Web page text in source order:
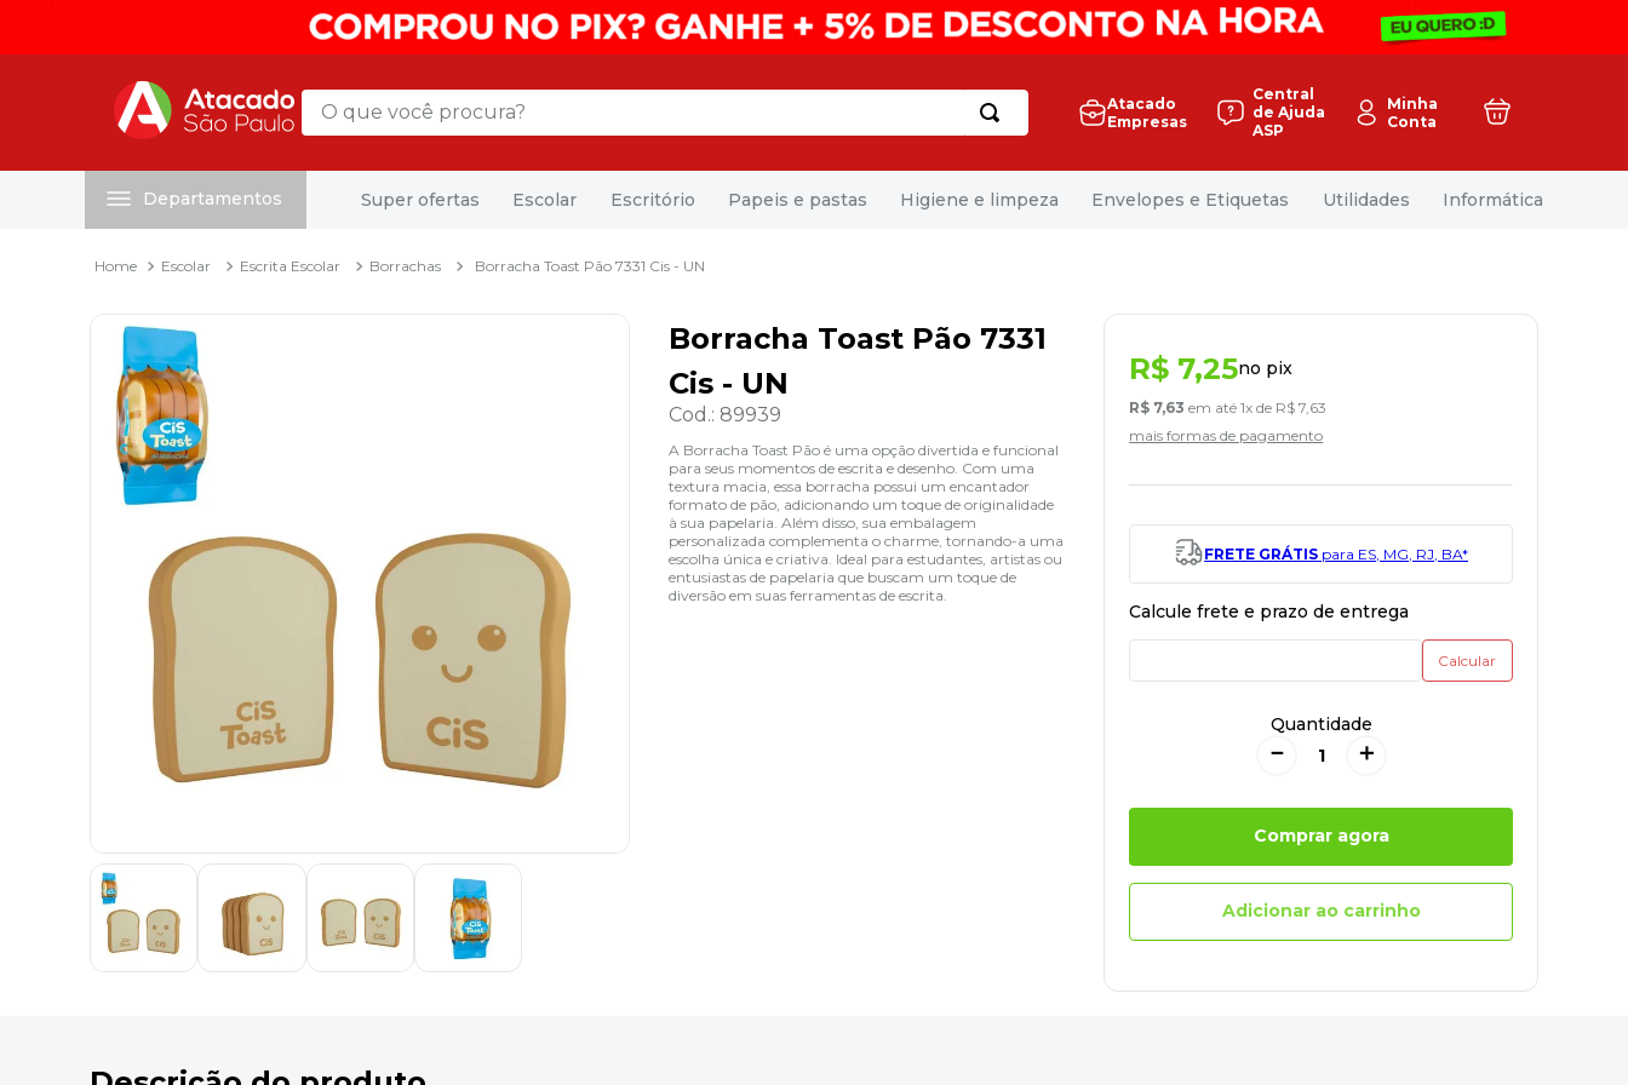
O que você procura?
Atacado
Empresas
Central
de Ajuda
ASP
Minha
Conta
Departamentos Super ofertas Escolar Escritório Papeis e pastas Higiene e limpeza Envelopes e Etiquetas Utilidades Informática
Escolar Escrita Escolar Borrachas Borracha Toast Pão 7331 Cis - UN
Borracha Toast Pão 7331
Cis - UN
Cod.: 89939
A Borracha Toast Pão é uma opção divertida e funcional
para seus momentos de escrita e desenho. Com uma
textura macia, essa borracha possui um encantador
formato de pão, adicionando um toque de originalidade
à sua papelaria. Além disso, sua embalagem
personalizada complementa o charme, tornando-a uma
escolha única e criativa. Ideal para estudantes, artistas ou
entusiastas de papelaria que buscam um toque de
diversão em suas ferramentas de escrita.
R$ 7,25no pix
R$ 7,63 em até1x de R$ 7 63
mais formas de pagamento
FRETE GRÁTIS para ES, MG, RJ, BA*
Quantidade
＋
－
Comprar agora
Adicionar ao carrinho
mala
papel toalha
papel higienico
desinfetante
marca texto
caixa organizadora